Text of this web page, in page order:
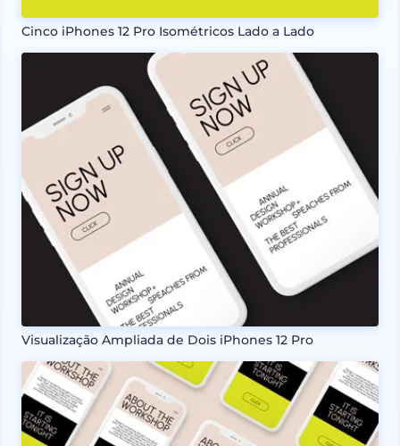
Cinco iPhones 12 Pro Isométricos Lado a Lado
Visualização Ampliada de Dois iPhones 12 Pro